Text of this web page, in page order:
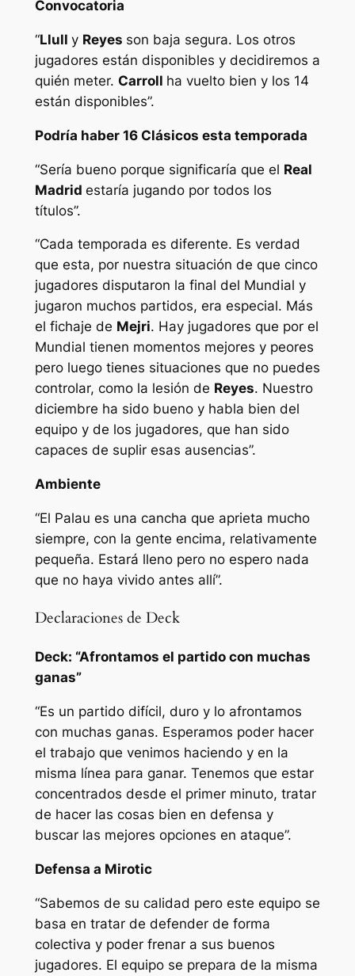
Convocatoria
“Llull y Reyes son baja segura. Los otros
jugadores están disponibles y decidiremos a
quién meter. Carroll ha vuelto bien y los 14
están disponibles”.
Podría haber 16 Clásicos esta temporada
“Sería bueno porque significaría que el Real
Madrid estaría jugando por todos los
títulos”.
“Cada temporada es diferente. Es verdad
que esta, por nuestra situación de que cinco
jugadores disputaron la final del Mundial y
jugaron muchos partidos, era especial. Más
el fichaje de Mejri. Hay jugadores que por el
Mundial tienen momentos mejores y peores
pero luego tienes situaciones que no puedes
controlar, como la lesión de Reyes. Nuestro
diciembre ha sido bueno y habla bien del
equipo y de los jugadores, que han sido
capaces de suplir esas ausencias”.
Ambiente
“El Palau es una cancha que aprieta mucho
siempre, con la gente encima, relativamente
pequeña. Estará lleno pero no espero nada
que no haya vivido antes allí”.
Declaraciones de Deck
Deck: “Afrontamos el partido con muchas
ganas”
“Es un partido difícil, duro y lo afrontamos
con muchas ganas. Esperamos poder hacer
el trabajo que venimos haciendo y en la
misma línea para ganar. Tenemos que estar
concentrados desde el primer minuto, tratar
de hacer las cosas bien en defensa y
buscar las mejores opciones en ataque”.
Defensa a Mirotic
“Sabemos de su calidad pero este equipo se
basa en tratar de defender de forma
colectiva y poder frenar a sus buenos
jugadores. El equipo se prepara de la misma